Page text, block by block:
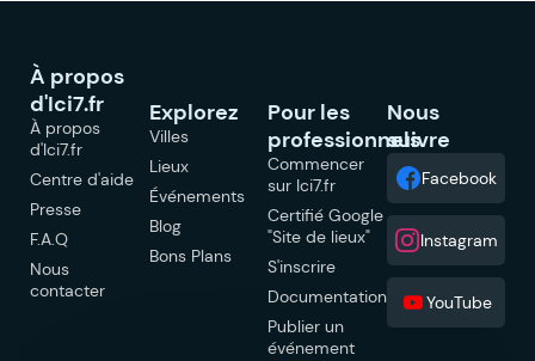
À propos
d'Ici7.fr
À propos
d'Ici7.fr
Centre d'aide
Presse
F.A.Q
Nous
contacter
Explorez
Villes
Lieux
Événements
Blog
Bons Plans
Pour les
professionnels
Commencer
sur Ici7.fr
Certifié Google
"Site de lieux"
S'inscrire
Documentation
Publier un
événement
Nous
suivre
Facebook
Instagram
YouTube